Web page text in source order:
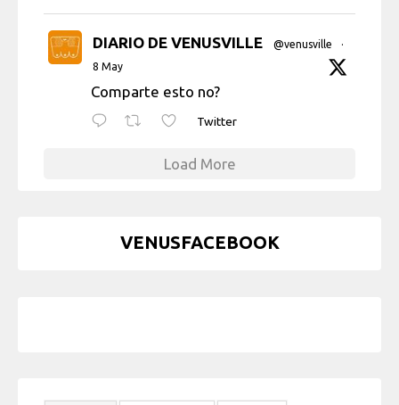
DIARIO DE VENUSVILLE @venusville
·
8 May
Comparte esto no?
Twitter
Load More
VENUSFACEBOOK